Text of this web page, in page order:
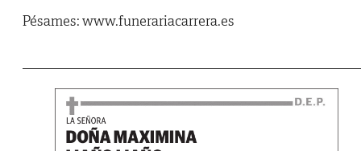
Pésames: www.funerariacarrera.es